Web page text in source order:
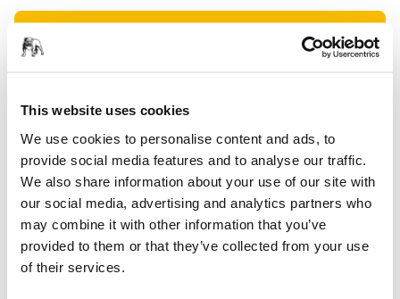
This website uses cookies
We use cookies to personalise content and ads, to
provide social media features and to analyse our traffic.
We also share information about your use of our site with
our social media, advertising and analytics partners who
may combine it with other information that you’ve
provided to them or that they’ve collected from your use
of their services.
TILLHANDAHÅLLS FÖR DIG
Leverans inom Finland (exklusive Åland)
Snabb leverans
Fri frakt över 49.90€ inkl.moms
Säker kortbetalning
Uppföljning av försändelse